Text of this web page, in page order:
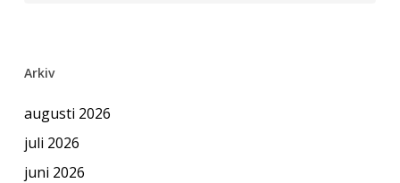
Arkiv
augusti 2026
juli 2026
juni 2026